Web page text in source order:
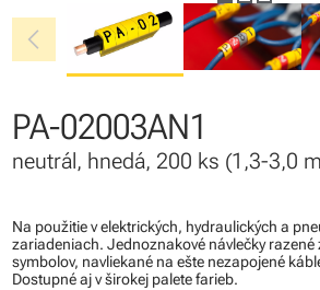
chevron_left
PA-02003AN1
neutrál, hnedá, 200 ks (1,3-3,0
Na použitie v elektrických, hydraulických a
zariadeniach. Jednoznakové návlečky razené
symbolov, navliekané na ešte nezapojené
Dostupné aj v širokej palete farieb.